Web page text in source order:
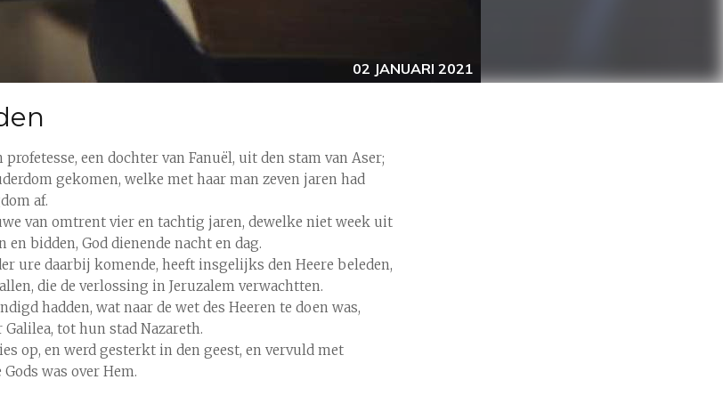
02 JANUARI 2021
profetesse, een dochter van Fanuël, uit den stam van Aser;
gekomen, welke met haar man zeven jaren had
af.
van omtrent vier en tachtig jaren, dewelke niet week uit
en bidden, God dienende nacht en dag.
ure daarbij komende, heeft insgelijks den Heere beleden,
die de verlossing in Jeruzalem verwachtten.
hadden, wat naar de wet des Heeren te doen was,
tot hun stad Nazareth.
op, en werd gesterkt in den geest, en vervuld met
was over Hem.